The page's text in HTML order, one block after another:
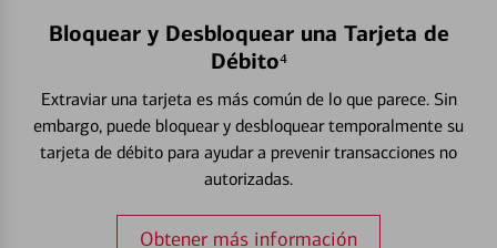
Bloquear y Desbloquear una Tarjeta de
Débito⁴
Extraviar una tarjeta es más común de lo que parece. Sin
embargo, puede bloquear y desbloquear temporalmente su
tarjeta de débito para ayudar a prevenir transacciones no
autorizadas.
Obtener más información